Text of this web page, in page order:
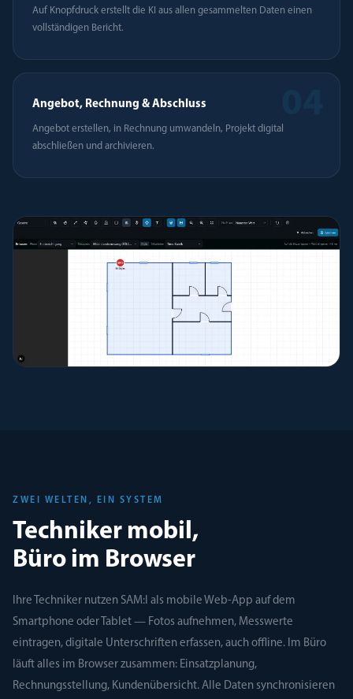
Auf Knopfdruck erstellt die KI aus allen gesammelten Daten einen
vollständigen Bericht.
Angebot, Rechnung & Abschluss
Angebot erstellen, in Rechnung umwandeln, Projekt digital
abschließen und archivieren.
ZWEI WELTEN, EIN SYSTEM
Techniker mobil,
Büro im Browser
Ihre Techniker nutzen SAM:I als mobile Web-App auf dem
Smartphone oder Tablet — Fotos aufnehmen, Messwerte
eintragen, digitale Unterschriften erfassen, auch offline. Im Büro
läuft alles im Browser zusammen: Einsatzplanung,
Rechnungsstellung, Kundenübersicht. Alle Daten synchronisieren